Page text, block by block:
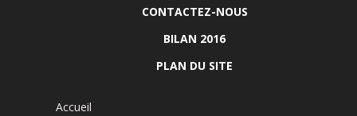
CONTACTEZ-NOUS
BILAN 2016
PLAN DU SITE
Accueil